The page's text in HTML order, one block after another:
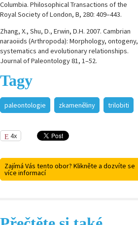
Columbia. Philosophical Transactions of the
Royal Society of London, B, 280: 409–443.
Zhang, X., Shu, D., Erwin, D.H. 2007. Cambrian
naraoiids (Arthropoda): Morphology, ontogeny,
systematics and evolutionary relationships.
Journal of Paleontology 81, 1–52.
Tagy
paleontologie zkameněliny trilobiti
4x
Zajímá Vás tento obor? Klikněte a dozvíte se
více informací